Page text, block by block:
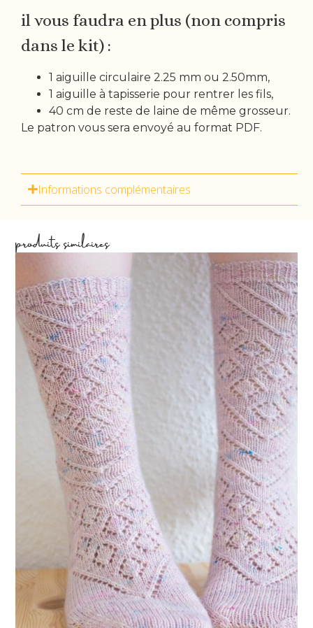
il vous faudra en plus (non compris
dans le kit) :
1 aiguille circulaire 2.25 mm ou 2.50mm,
1 aiguille à tapisserie pour rentrer les fils,
40 cm de reste de laine de même grosseur.
Le patron vous sera envoyé au format PDF.
Informations complémentaires
produits similaires